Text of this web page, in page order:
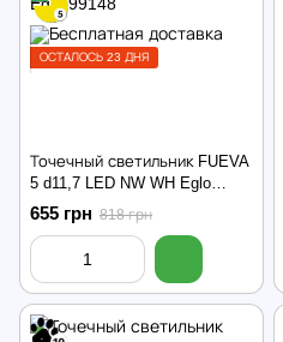
ОСТАЛОСЬ 23 ДНЯ
Точечный светильник FUEVA
5 d11,7 LED NW WH Eglo
99148
655 грн 818 грн